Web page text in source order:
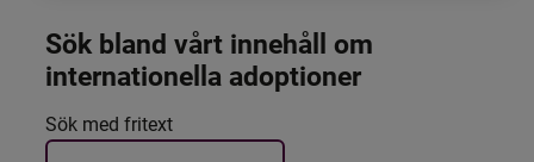
Sök bland vårt innehåll om
internationella adoptioner
Filtrera resultatet
Det här formuläret postas automatiskt
Sök med fritext